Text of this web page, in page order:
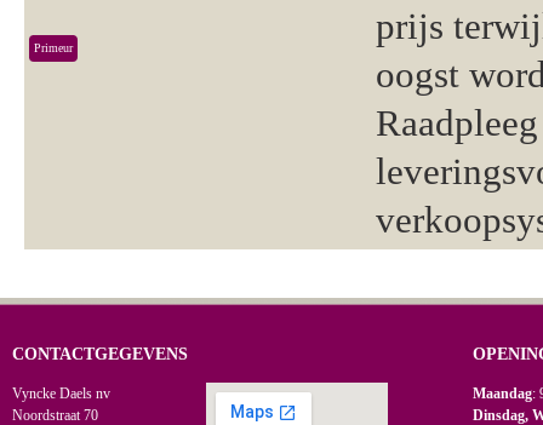
Primeur
prijs
oogst
CONTACTGEGEVENS
Vyncke Daels nv
Noordstraat 70
Maandag:
Dinsdag,